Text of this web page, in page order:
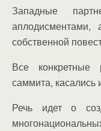
Западные
собственной
Все
саммита,
Речь идет о